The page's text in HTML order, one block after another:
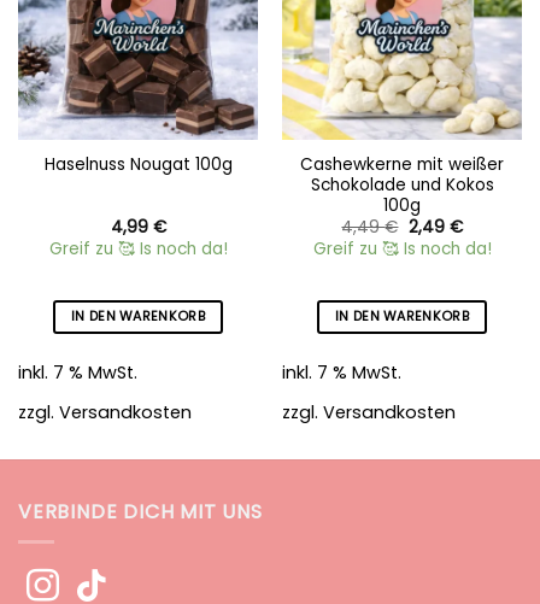
Haselnuss Nougat 100g
4,99 €
Greif zu 🥰 Is noch da!
IN DEN WARENKORB
inkl. 7 % MwSt.
zzgl. Versandkosten
Cashewkerne mit weißer
Schokolade und Kokos
100g
4,49€ Ursprünglicher
Preis
war:
2,49 €Aktueller
Preis
ist:
Greif zu 🥰 Is noch da!
IN DEN WARENKORB
inkl. 7 % MwSt.
zzgl. Versandkosten
VERBINDE DICH MIT UNS